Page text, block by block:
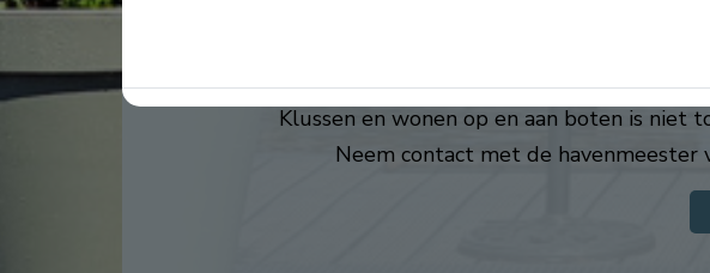
km) vind u het centrum van het parchtige
vanuit de haven
Klussen en wonen op en aan boten is niet
Neem contact met de